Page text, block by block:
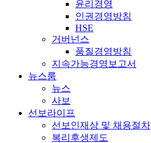
윤리경영
인권경영방침
HSE
거버넌스
품질경영방침
지속가능경영보고서
뉴스룸
뉴스
사보
선보라이프
선보인재상 및 채용절차
복리후생제도